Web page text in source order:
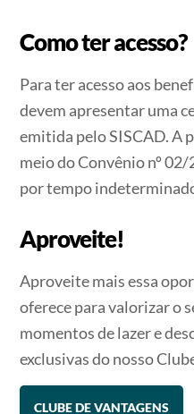
Como ter acesso?
Para ter acesso aos
devem apresentar uma
emitida pelo SISCAD.A
meio do Convênio nº
por tempo
Aproveite!
Aproveite mais essa
oferece para valorizar o
momentos de lazer e
exclusivas do nosso
CLUBE DE VANTAGENS